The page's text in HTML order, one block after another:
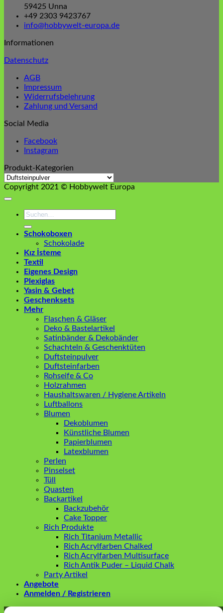
59425 Unna
+49 2303 9423767
info@hobbywelt-europa.de
Informationen
Datenschutz
AGB
Impressum
Widerrufsbelehrung
Zahlung und Versand
Social Media
Facebook
Instagram
Produkt-Kategorien
Copyright 2021 © Hobbywelt Europa
Suchen
Schokoboxen
Schokolade
Kız İsteme
Textil
Eigenes Design
Plexiglas
Yasin & Gebet
Geschenksets
Mehr
Flaschen & Gläser
Deko & Bastelartikel
Satinbänder & Dekobänder
Schachteln & Geschenktüten
Duftsteinpulver
Duftsteinfarben
Rohseife & Co
Holzrahmen
Haushaltswaren / Hygiene Artikeln
Luftballons
Blumen
Dekoblumen
Künstliche Blumen
Papierblumen
Latexblumen
Perlen
Pinselset
Tüll
Quasten
Backartikel
Backzubehör
Cake Topper
Rich Produkte
Rich Titanium Metallic
Rich Acrylfarben Chalked
Rich Acrylfarben Multisurface
Rich Antik Puder – Liquid Chalk
Party Artikel
Angebote
Anmelden / Registrieren